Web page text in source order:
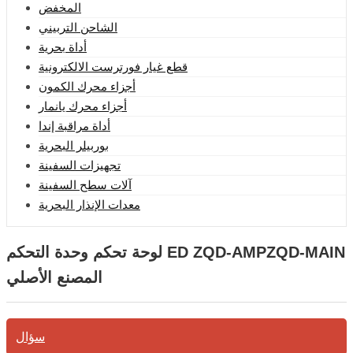
المخفض
الشاحن التربيني
أداة بحرية
قطع غيار فورترست الالكترونية
أجزاء محرك الكمون
أجزاء محرك يانمار
أداة مراقبة إندا
بوربيلر البحرية
تجهيزات السفينة
آلات سطح السفينة
معدات الإنذار البحرية
لوحة تحكم وحدة التحكم ED ZQD-AMPZQD-MAIN
المصنع الأصلي
سؤال